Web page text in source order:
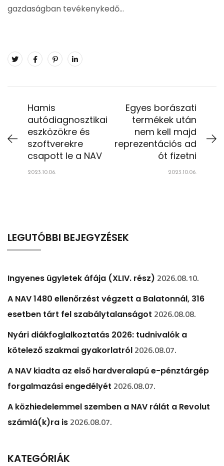
gazdaságban tevékenykedő…
Hamis
autódiagnosztikai
eszközökre és
szoftverekre
csapott le a NAV
2023.10.06.
Egyes borászati
termékek után
nem kell majd
reprezentációs ad
ót fizetni
2023.10.06.
LEGUTÓBBI BEJEGYZÉSEK
Ingyenes ügyletek áfája (XLIV. rész) 2026.08.10.
A NAV 1480 ellenőrzést végzett a Balatonnál, 316
esetben tárt fel szabálytalanságot 2026.08.08.
Nyári diákfoglalkoztatás 2026: tudnivalók a
kötelező szakmai gyakorlatról 2026.08.07.
A NAV kiadta az első hardveralapú e-pénztárgép
forgalmazási engedélyét 2026.08.07.
A közhiedelemmel szemben a NAV rálát a Revolut
számlá(k)ra is 2026.08.07.
KATEGÓRIÁK